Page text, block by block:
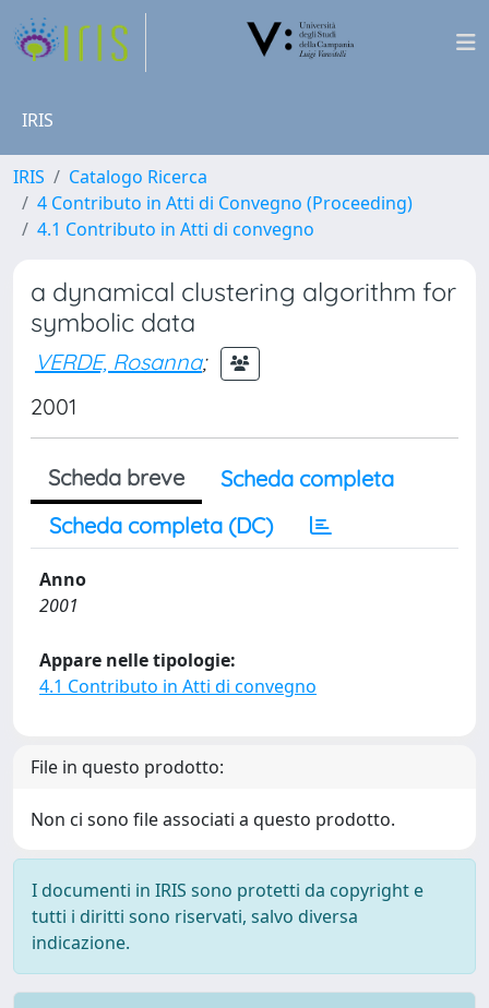
IRIS
IRIS
Catalogo Ricerca
4 Contributo in Atti di Convegno (Proceeding)
4.1 Contributo in Atti di convegno
a dynamical clustering algorithm for
symbolic data
VERDE, Rosanna;
2001
Scheda breve
Scheda completa
Scheda completa (DC)
Anno
2001
Appare nelle tipologie:
4.1 Contributo in Atti di convegno
File in questo prodotto:
Non ci sono file associati a questo prodotto.
I documenti in IRIS sono protetti da copyright e
tutti i diritti sono riservati, salvo diversa
indicazione.